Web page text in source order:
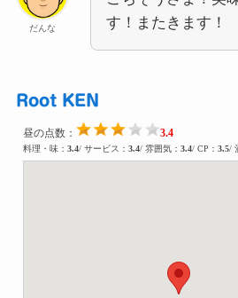
だんな
す！またきます！
Root KEN